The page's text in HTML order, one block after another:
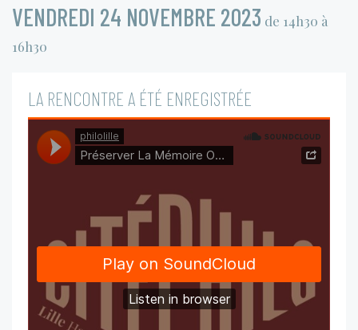
VENDREDI 24 NOVEMBRE 2023 de 14h30 à
16h30
LA RENCONTRE A ÉTÉ ENREGISTRÉE